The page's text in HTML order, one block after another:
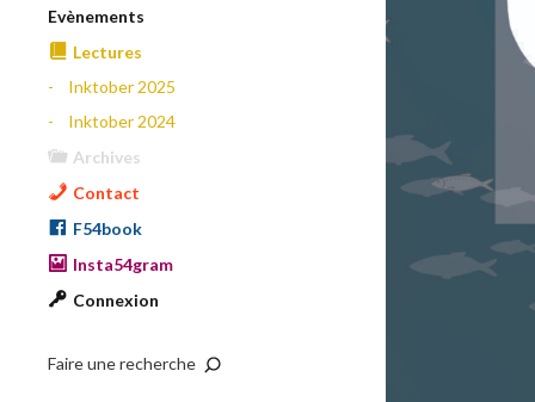
Evènements
Lectures
Inktober 2025
Inktober 2024
Archives
Contact
F54book
Insta54gram
Connexion
Faire une recherche